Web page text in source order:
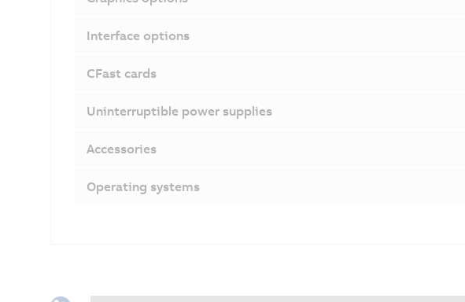
Interface options
CFast cards
Uninterruptible power supplies
Accessories
Operating systems